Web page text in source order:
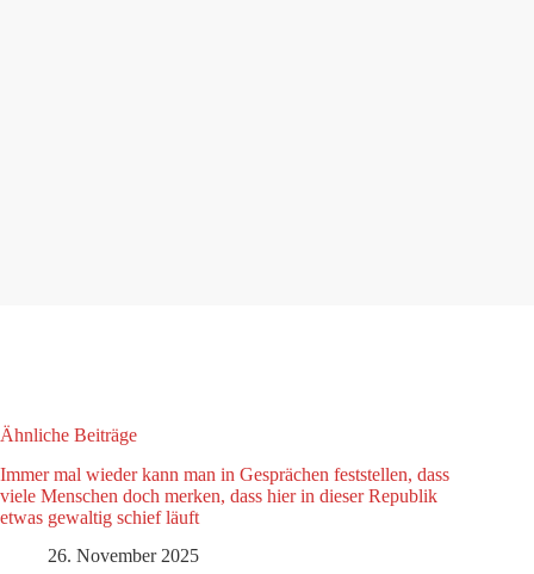
Ähnliche Beiträge
Immer mal wieder kann man in Gesprächen feststellen, dass
viele Menschen doch merken, dass hier in dieser Republik
etwas gewaltig schief läuft
26. November 2025